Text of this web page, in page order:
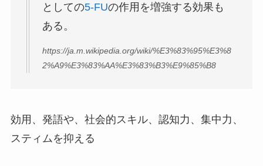
としての5-FUの作用を増強する効果も
ある。
https://ja.m.wikipedia.org/wiki/%E3%83%95%E3%8
2%A9%E3%83%AA%E3%83%B3%E9%85%B8
効用、発語や、社会的スキル、認知力、集中力、
スティムを抑える